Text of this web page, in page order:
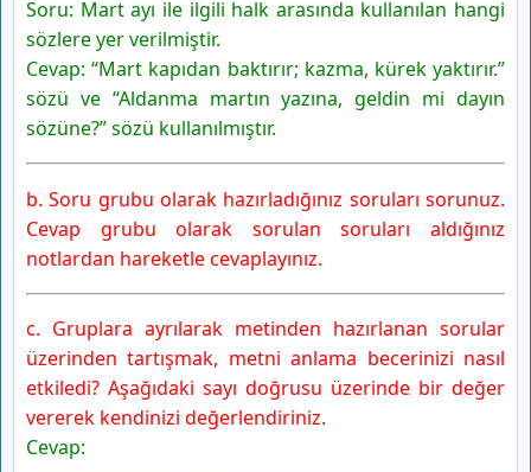
Soru: Mart ayı ile ilgili halk arasında kullanılan hangi
sözlere yer verilmiştir.
Cevap: “Mart kapıdan baktırır; kazma, kürek yaktırır.”
sözü ve “Aldanma martın yazına, geldin mi dayın
sözüne?” sözü kullanılmıştır.
b. Soru grubu olarak hazırladığınız soruları sorunuz.
Cevap grubu olarak sorulan soruları aldığınız
notlardan hareketle cevaplayınız.
c. Gruplara ayrılarak metinden hazırlanan sorular
üzerinden tartışmak, metni anlama becerinizi nasıl
etkiledi? Aşağıdaki sayı doğrusu üzerinde bir değer
vererek kendinizi değerlendiriniz.
Cevap: